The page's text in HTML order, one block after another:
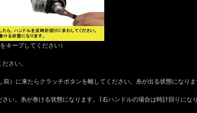
ープしてください）
さい。
）に来たらクラッチボタンを離してください。糸が出る状態になりま
い。糸が巻ける状態になります。(右ハンドルの場合は時計回りになり